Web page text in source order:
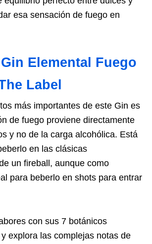
esa sensación de fuego en
Elemental Fuego
Label
más importantes de este Gin es
de fuego proviene directamente
y no de la carga alcohólica. Está
en las clásicas
un fireball, aunque como
para beberlo en shots para entrar
con sus 7 botánicos
explora las complejas notas de